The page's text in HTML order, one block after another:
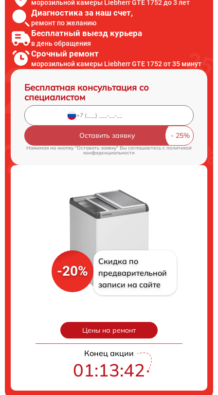
морозильной камеры Liebherr GTE 1752 до 3 лет
Диагностика за наш счет,
ремонт по желанию
Бесплатный выезд курьера
в день обращения
Срочный ремонт
морозильной камеры Liebherr GTE 1752 от 35 минут
Бесплатная консультация со
специалистом
Оставить заявку
Нажимая на кнопку "Оставить заявку" Вы соглашаетесь cполитикой
конфиденциальности
-20%
Скидка по
предварительной
записи на сайте
Цены на ремонт
Конец акции
01:13:41